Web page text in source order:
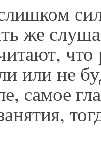
же
что
или не
самое